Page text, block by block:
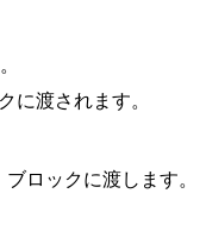
渡されます。
ロックに渡します。